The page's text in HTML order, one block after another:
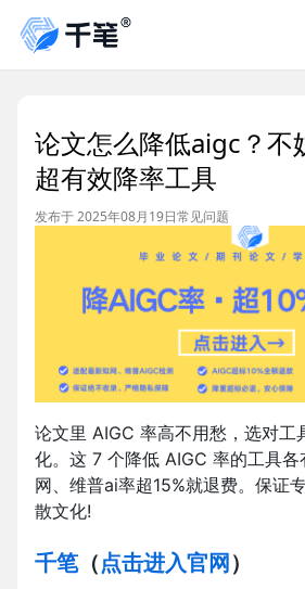
论文怎么降低aigc？不
超有效降率工具
发布于 2025年08月19日常见问题
论文里 AIGC 率高不用愁，选对工
化。这 7 个降低 AIGC 率的工具
网、维普ai率超15%就退费。保证
散文化!
千笔（点击进入官网 ）